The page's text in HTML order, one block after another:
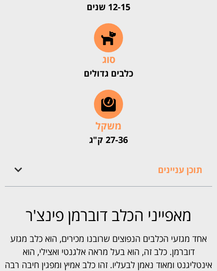
12-15 שנים
סוג
כלבים גדולים
משקל
27-36 ק"ג
תוכן עניינים
מאפייני הכלב דוברמן פינצ'ר
אחד מגזעי הכלבים הנפוצים שרובנו מכירים, הוא כלב מגזע
דוברמן. כלב זה, הוא בעל מראה אלגנטי ואצילי, הוא
אינטליגנט ומאוד נאמן לבעליו. זהו כלב אמיץ ומפגין חיבה רבה